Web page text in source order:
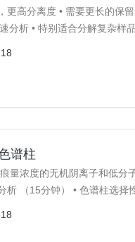
更高分离度 • 需要更长的保
分析 • 特别适合分解复杂样
谱柱
量浓度的无机阴离子和低分
（15分钟） • 色谱柱选择